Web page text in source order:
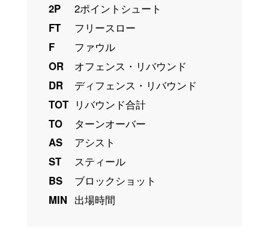
2P
2ポイントシュート
FT
フリースロー
F
ファウル
OR
オフェンス・リバウンド
DR
ディフェンス・リバウンド
TOT リバウンド合計
TO
ターンオーバー
AS
アシスト
ST
スティール
BS
ブロックショット
MIN 出場時間